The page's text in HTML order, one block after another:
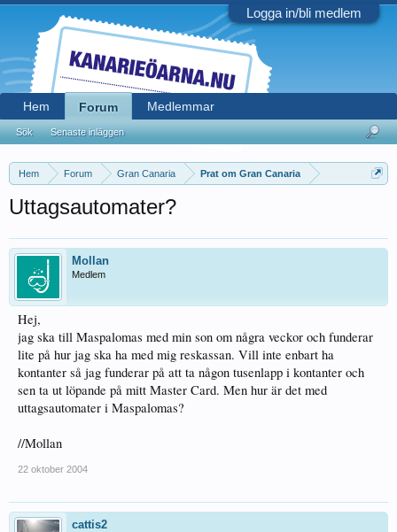
Logga in/bli medlem
Hem Forum Gran Canaria Prat om Gran Canaria
Uttagsautomater?
Mollan
Medlem
Hej,
jag ska till Maspalomas med min son om några veckor och funderar
lite på hur jag ska ha med mig reskassan. Vill inte enbart ha
kontanter så jag funderar på att ta någon tusenlapp i kontanter och
sen ta ut löpande på mitt Master Card. Men hur är det med
uttagsautomater i Maspalomas?
//Mollan
22 oktober 2004
cattis2
Hem Forum
Sök Senaste inläggen
Medlemmar